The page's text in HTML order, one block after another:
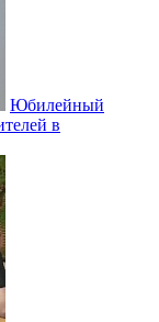
Юбилейный
в